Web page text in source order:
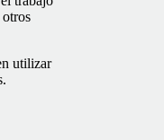
utilizar